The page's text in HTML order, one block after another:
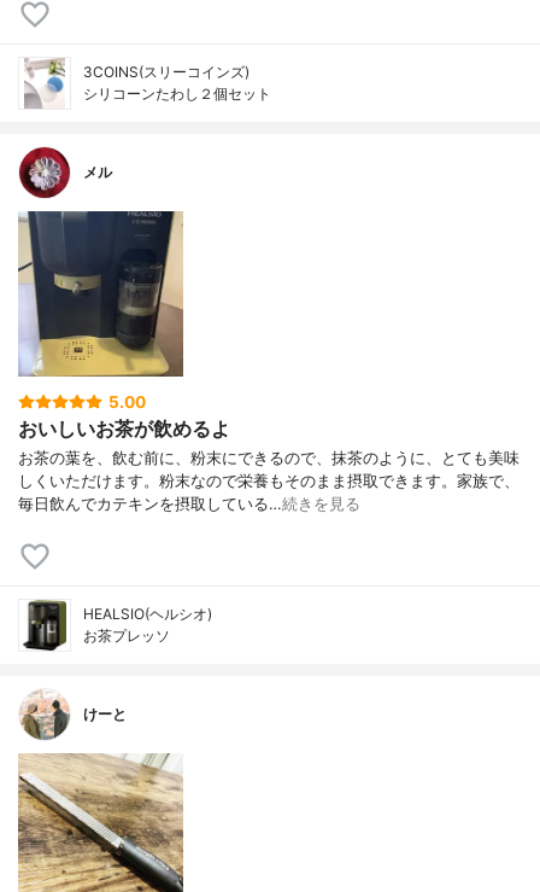
3COINS(スリーコインズ)
シリコーンたわし２個セット
メル
5.00
おいしいお茶が飲めるよ
お茶の葉を、飲む前に、粉末にできるので、抹茶のように、とても美味
しくいただけます。粉末なので栄養もそのまま摂取できます。家族で、
毎日飲んでカテキンを摂取している…続きを見る
HEALSIO(ヘルシオ)
お茶プレッソ
けーと